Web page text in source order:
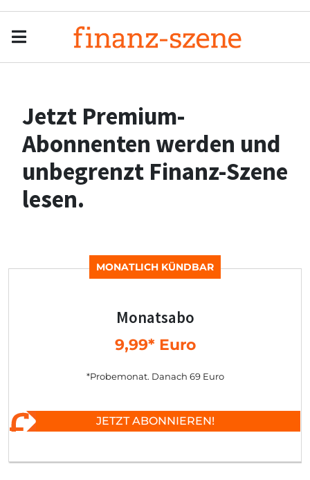
Jetzt Premium-
Abonnenten werden und
unbegrenzt Finanz-Szene
lesen.
MONATLICH KÜNDBAR
Monatsabo
9,99* Euro
*Probemonat. Danach 69 Euro
JETZT ABONNIEREN!